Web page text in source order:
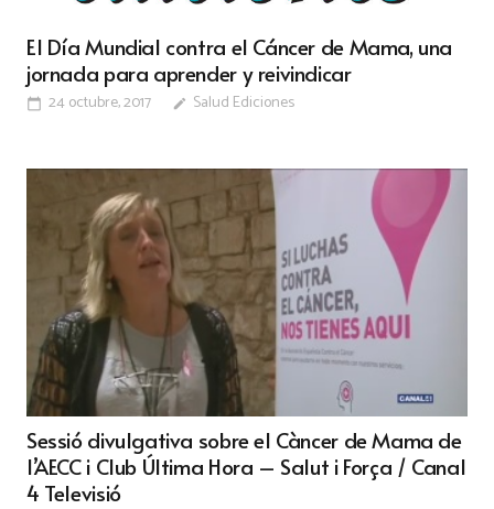
El Día Mundial contra el Cáncer de Mama, una
jornada para aprender y reivindicar
calendar_today 24 octubre, 2017 edit Salud Ediciones
Sessió divulgativa sobre el Càncer de Mama de
l’AECC i Club Última Hora – Salut i Força / Canal
4 Televisió